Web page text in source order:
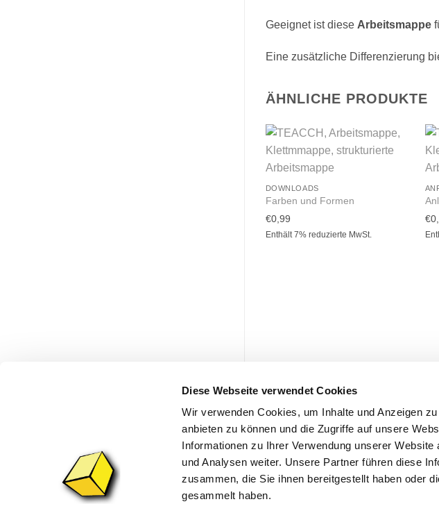
Diese Webseite verwendet Cookies
Wir verwenden Cookies, um Inhalte und Anzeigen
anbieten zu können und die Zugriffe auf unsere
Informationen zu Ihrer Verwendung unserer
und Analysen weiter. Unsere Partner führen diese
zusammen, die Sie ihnen bereitgestellt haben oder
gesammelt haben.
Geeignet ist diese Arbeitsmappe
Eine zusätzliche Differenzierung
ÄHNLICHE PRODUKTE
DOWNLOADS
Farben und Formen
€0,99
Enthält 7% reduzierte MwSt.
€
AGB Widerruf
Copyright